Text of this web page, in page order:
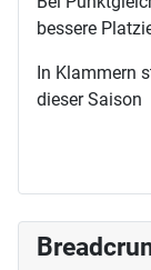
bessere
In Klammern
dieser Saison